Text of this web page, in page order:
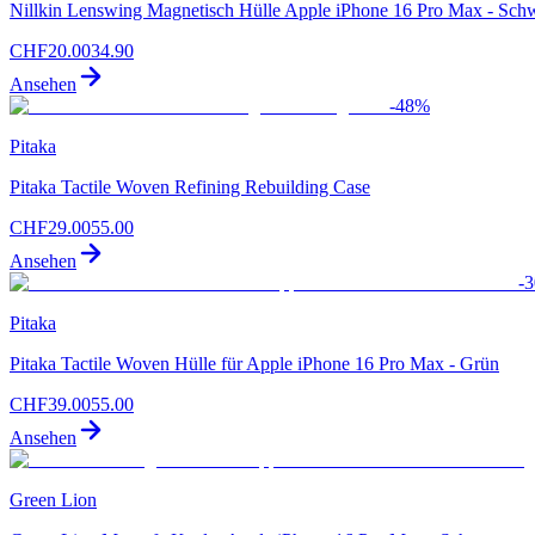
Nillkin Lenswing Magnetisch Hülle Apple iPhone 16 Pro Max -
CHF20.0034.90
Ansehen
-48%
Pitaka
Pitaka Tactile Woven Refining Rebuilding Case
CHF29.0055.00
Ansehen
-
Pitaka
Pitaka Tactile Woven Hülle für Apple iPhone 16 Pro Max - Grün
CHF39.0055.00
Ansehen
Green Lion